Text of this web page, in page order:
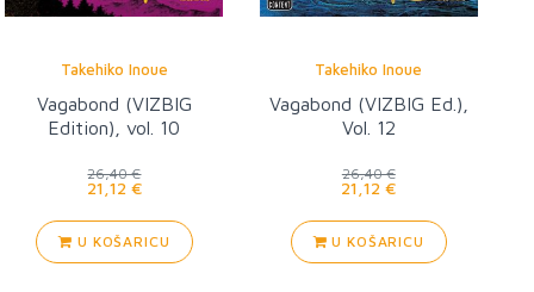
Takehiko Inoue
Vagabond (VIZBIG
Edition), vol. 10
26,40 €
21,12 €
U KOŠARICU
Takehiko Inoue
Vagabond (VIZBIG Ed.),
Vol. 12
26,40 €
21,12 €
U KOŠARICU